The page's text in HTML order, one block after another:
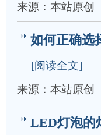
来源：本站原创
如何正确选
[阅读全文]
来源：本站原创
LED灯泡的